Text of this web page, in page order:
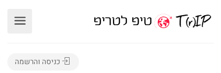
כניסה והרשמה